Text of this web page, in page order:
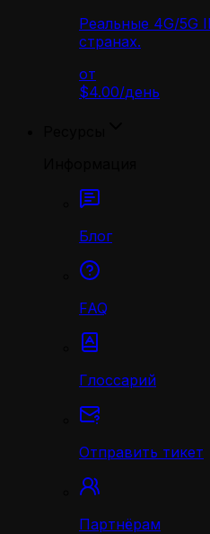
Реальные 4G/5G
странах.
от
$4.00/день
Блог
FAQ
Глоссарий
Отправить тикет
Партнёрам